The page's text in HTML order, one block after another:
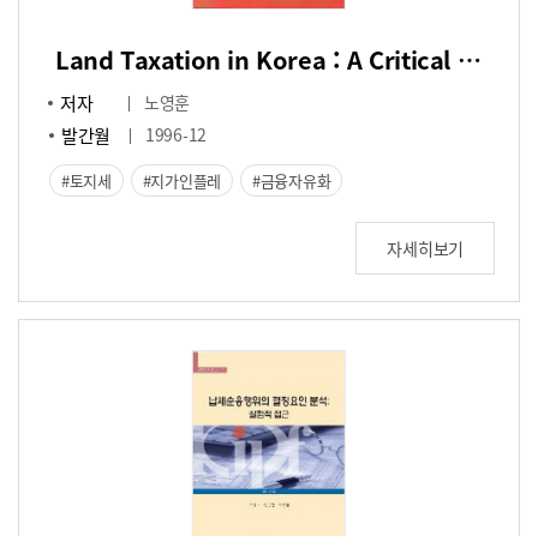
Land Taxation in Korea : A Critical Review of Current Policies and Suggestions for Future Policy Direction
저자 노영훈
발간월 1996-12
토지세 지가인플레 금융자유화
자세히보기